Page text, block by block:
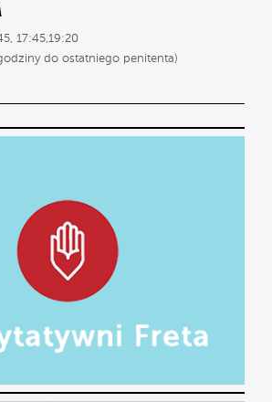
17:45,19:20
do ostatniego penitenta)